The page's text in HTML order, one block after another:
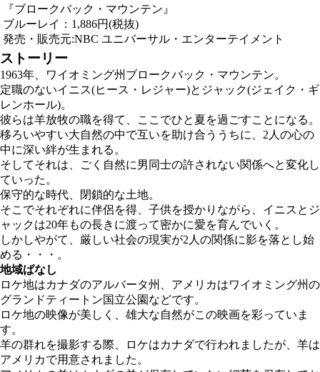
『ブロークバック・マウンテン』
ブルーレイ：1,886円(税抜)
発売・販売元:NBC ユニバーサル・エンターテイメント
ストーリー
1963年、ワイオミング州ブロークバック・マウンテン。
定職のないイニス(ヒース・レジャー)とジャック(ジェイク・ギ
レンホール)。
彼らは羊放牧の職を得て、ここでひと夏を過ごすことになる。
移ろいやすい大自然の中で互いを助け合ううちに、2人の心の
中に深い絆が生まれる。
そしてそれは、ごく自然に男同士の許されない関係へと変化し
ていった。
保守的な時代、閉鎖的な土地。
そこでそれぞれに伴侶を得、子供を授かりながら、イニスとジ
ャックは20年もの長きに渡って密かに愛を育んでいく。
しかしやがて、厳しい社会の現実が2人の関係に影を落とし始
める・・・。
地域ばなし
ロケ地はカナダのアルバータ州、アメリカはワイオミング州の
グランドティートン国立公園などです。
ロケ地の映像が美しく、雄大な自然がこの映画を彩っていま
す。
羊の群れを撮影する際、ロケはカナダで行われましたが、羊は
アメリカで用意されました。